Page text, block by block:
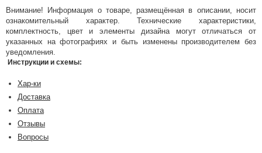
Внимание! Информация о товаре, размещённая в описании, носит
ознакомительный характер. Технические характеристики,
комплектность, цвет и элементы дизайна могут отличаться от
указанных на фотографиях и быть изменены производителем без
уведомления.
Инструкции и схемы:
Хар-ки
Доставка
Оплата
Отзывы
Вопросы